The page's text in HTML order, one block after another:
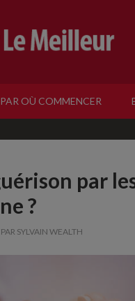
PAR OÙ COMMENCER
par
?
PAR SYLVAIN WEALTH